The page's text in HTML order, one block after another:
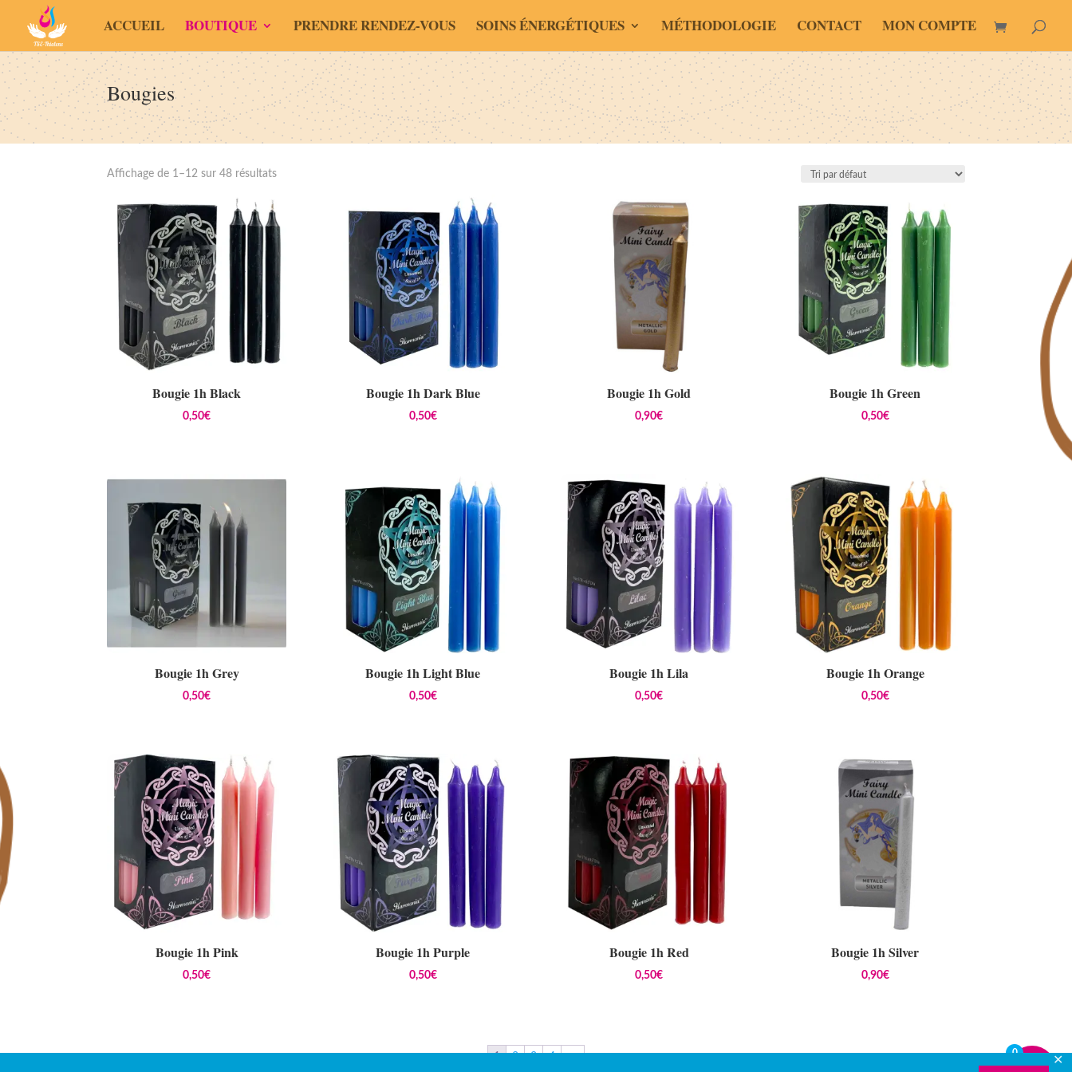
✕
ACCUEIL BOUTIQUE PRENDRE RENDEZ-VOUS SOINS ÉNERGÉTIQUES MÉTHODOLOGIE CONTACT MON COMPTE
Bougies
Affichage de 1–12 sur 48 résultats
Bougie 1h Black
0,50€
Bougie 1h Dark Blue
0,50€
Bougie 1h Gold
0,90€
Bougie 1h Green
0,50€
Bougie 1h Grey
0,50€
Bougie 1h Light Blue
0,50€
Bougie 1h Lila
0,50€
Bougie 1h Orange
0,50€
Bougie 1h Pink
0,50€
Bougie 1h Purple
0,50€
Bougie 1h Red
0,50€
Bougie 1h Silver
0,90€
0